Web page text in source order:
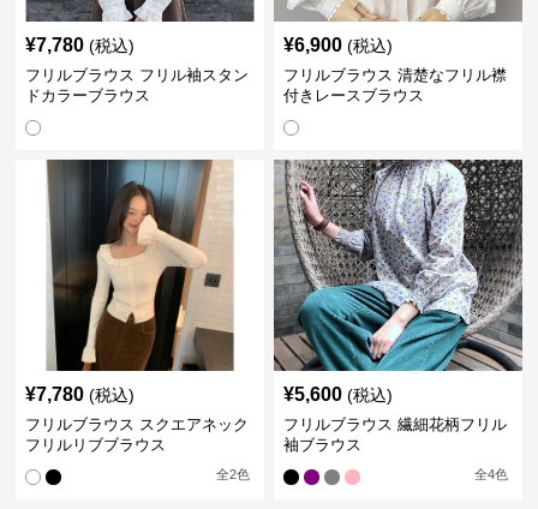
¥7,780 (税込)
フリルブラウス フリル袖スタン
ドカラーブラウス
¥6,900 (税込)
フリルブラウス 清楚なフリル襟
付きレースブラウス
¥7,780 (税込)
フリルブラウス スクエアネック
フリルリブブラウス
全2色
¥5,600 (税込)
フリルブラウス 繊細花柄フリル
袖ブラウス
全4色